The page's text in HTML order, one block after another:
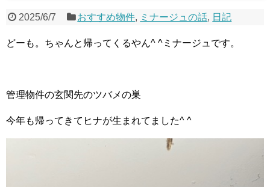
2025/6/7 おすすめ物件, ミナージュの話, 日記
どーも。ちゃんと帰ってくるやん^ ^ミナージュです。
管理物件の玄関先のツバメの巣
今年も帰ってきてヒナが生まれてました^ ^